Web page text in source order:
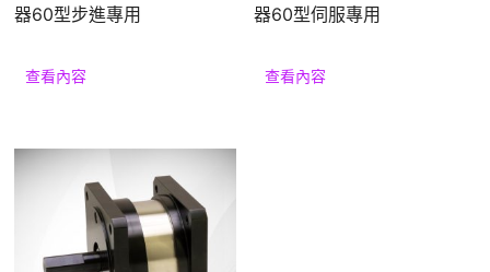
器60型步進專用
查看內容
器60型伺服專用
查看內容